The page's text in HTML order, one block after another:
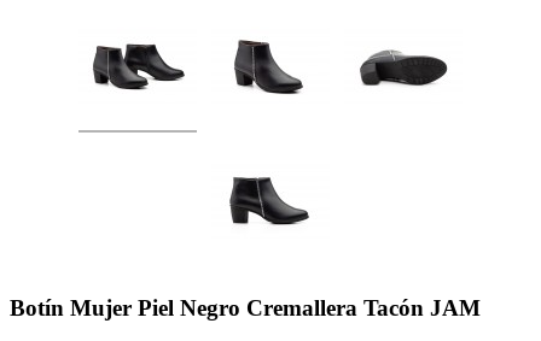
Botín Mujer Piel Negro Cremallera Tacón JAM